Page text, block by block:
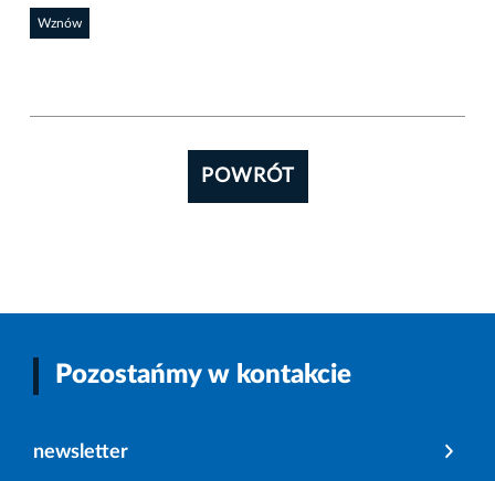
Wznów
POWRÓT
Pozostańmy w kontakcie
newsletter